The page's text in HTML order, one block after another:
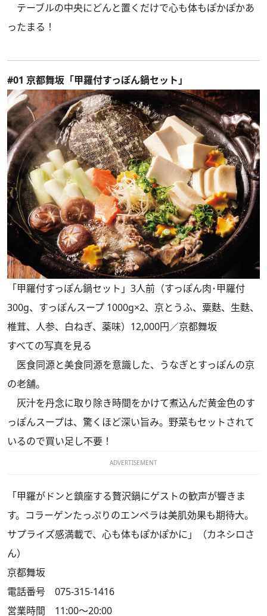
テーブルの中央にどんと置くだけで心も体もぽかぽかあ
ったまる！
#01 京都舞坂「甲羅付すっぽん鍋セット」
「甲羅付すっぽん鍋セット」3人前（すっぽん肉･甲羅付
300g、すっぽんスープ 1000g×2、京とうふ、粟麩、生麩、
椎茸、人参、白ねぎ、薬味）12,000円／京都舞坂
すべての写真を見る
医食同源と美食同源を意識した、うなぎとすっぽんの京
の老舗。
灰汁を丹念に取り除き時間をかけて煮込んだ黄金色のす
っぽんスープは、驚くほど深い旨み。野菜もセットされて
いるので買い足し不要！
ADVERTISEMENT
「甲羅がドンと鎮座する贅沢鍋にゲストの歓声が響きま
す。コラーゲンたっぷりのエンペラは美肌効果も期待大。
サプライズ感満載で、心も体もぽかぽかに」（カネシロさ
ん）
京都舞坂
電話番号 075-315-1416
営業時間 11:00～20:00